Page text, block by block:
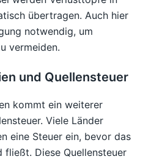
übertragen. Auch hier
notwendig, um
vermeiden.
und Quellensteuer
kommt ein weiterer
Viele Länder
eine Steuer ein, bevor das
fließt. Diese Quellensteuer